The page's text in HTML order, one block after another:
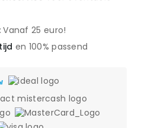
Vanaf 25 euro!
en 100% passend